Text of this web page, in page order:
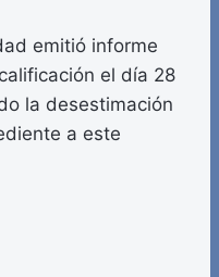
emitió informe
el día 28
la desestimación
a este